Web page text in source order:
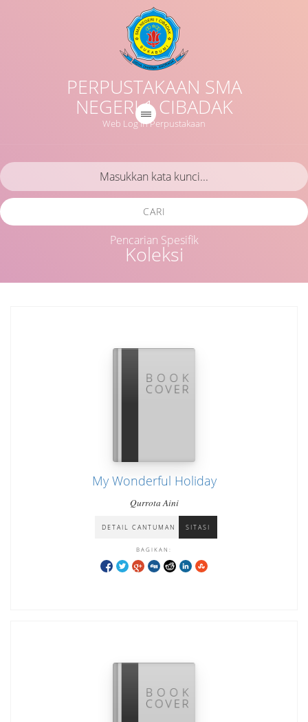
PERPUSTAKAAN SMA
NEGERI 1 CIBADAK
Web Log in Perpustakaan
Koleksi
CARI
Pencarian Spesifik
My Wonderful Holiday
Qurrota Aini
DETAIL CANTUMAN SITASI
BAGIKAN: